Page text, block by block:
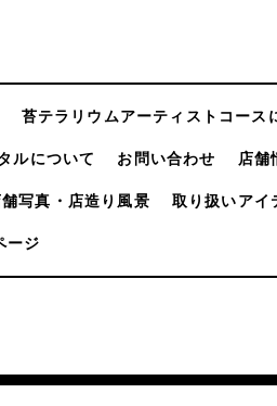
苔テラリウムアーティストコース
ルについて お問い合わせ 店舗
写真・店造り風景 取り扱いアイ
ージ